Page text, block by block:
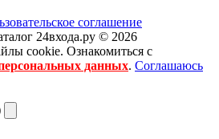
соглашение
24входа.ру © 2026
cookie. Ознакомиться с
данных. Соглашаюсь